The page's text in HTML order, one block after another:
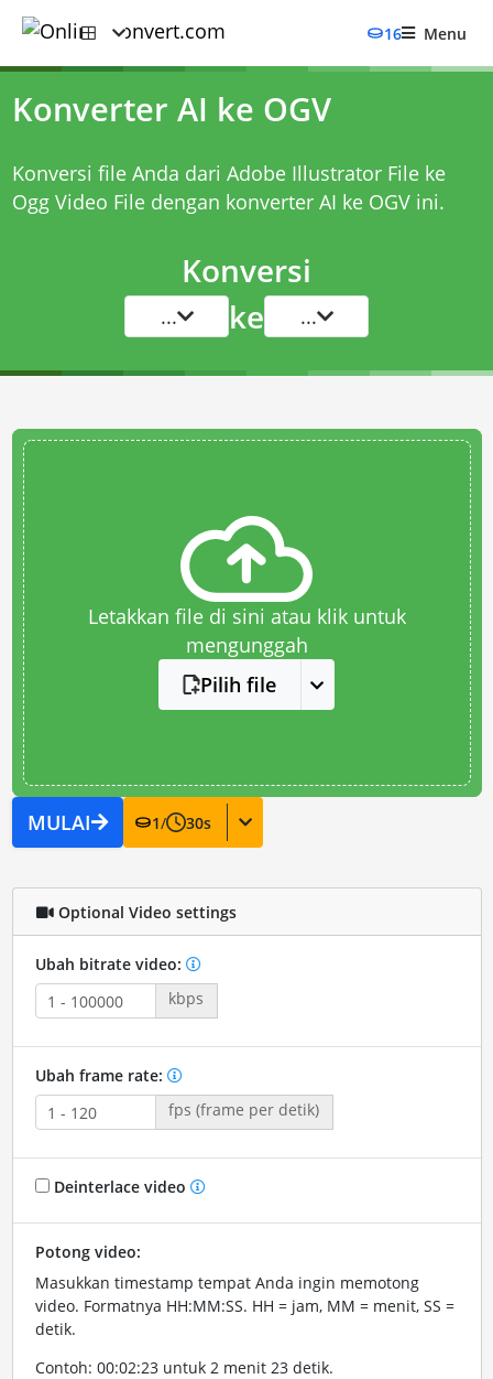
16 Menu
Konverter AI ke OGV
Konversi file Anda dari Adobe Illustrator File ke
Ogg Video File dengan konverter AI ke OGVini.
Konversi
... ke ...
Letakkan file di sini atau klik untuk
mengunggah
Pilih file
MULAI 1/ 30s
Optional Video settings
Ubah bitrate video:
kbps
Ubah frame rate:
fps (frame per detik)
Deinterlace video
Potong video:
Masukkan timestamp tempat Anda ingin memotong
video. Formatnya HH:MM:SS. HH = jam, MM = menit, SS =
detik.
Contoh: 00:02:23 untuk 2 menit 23 detik.